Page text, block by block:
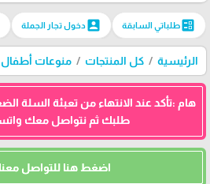
ballotطلباتي السابقة account_boxدخول تجار الجملة
الرئيسية كل المنتجات منوعات أطفال
هام :تأكد عند الانتهاء من تعبئة السلة
طلبك ثم نتواصل معك
اضغط هنا للتواصل